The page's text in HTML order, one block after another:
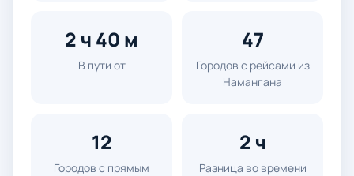
2 ч 40 м
В пути от
47
Городов с рейсами из
Намангана
12
Городов с прямым
2 ч
Разница во времени